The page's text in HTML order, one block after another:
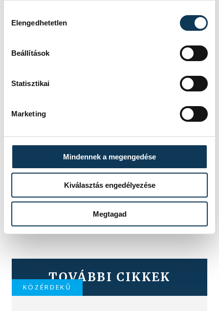
Elengedhetetlen
Beállítások
Statisztikai
Marketing
Mindennek a megengedése
Kiválasztás engedélyezése
Megtagad
TOVÁBBI CIKKEK
KÖZÉRDEKŰ